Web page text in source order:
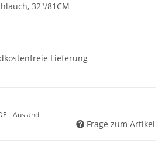
32"/81CM
Lieferung
- Ausland
Frage zum Artikel